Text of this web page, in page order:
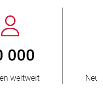
> 3 500 000
verkaufte Einheiten